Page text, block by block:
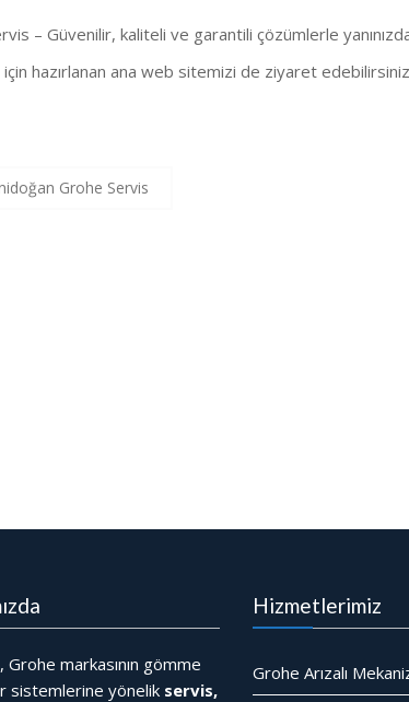
– Güvenilir, kaliteli ve garantili çözümlerle
için hazırlanan ana web sitemizi de ziyaret
Grohe Servis
Grohe markasının gömme
sistemlerine yönelik servis,
Hizmetlerimiz
Grohe Arızalı